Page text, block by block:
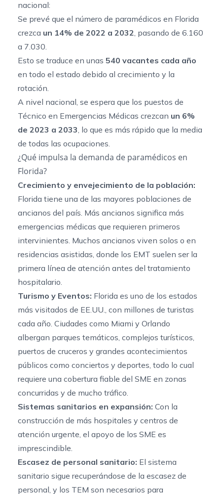
nacional:
Se prevé que el número de paramédicos en Florida
crezca un 14% de 2022 a 2032, pasando de 6.160
a 7.030.
Esto se traduce en unas 540 vacantes cada año
en todo el estado debido al crecimiento y la
rotación.
A nivel nacional, se espera que los puestos de
Técnico en Emergencias Médicas crezcan un 6%
de 2023 a 2033, lo que es más rápido que la media
de todas las ocupaciones.
¿Qué impulsa la demanda de paramédicos en
Florida?
Crecimiento y envejecimiento de la población:
Florida tiene una de las mayores poblaciones de
ancianos del país. Más ancianos significa más
emergencias médicas que requieren primeros
intervinientes. Muchos ancianos viven solos o en
residencias asistidas, donde los EMT suelen ser la
primera línea de atención antes del tratamiento
hospitalario.
Turismo y Eventos: Florida es uno de los estados
más visitados de EE.UU., con millones de turistas
cada año. Ciudades como Miami y Orlando
albergan parques temáticos, complejos turísticos,
puertos de cruceros y grandes acontecimientos
públicos como conciertos y deportes, todo lo cual
requiere una cobertura fiable del SME en zonas
concurridas y de mucho tráfico.
Sistemas sanitarios en expansión: Con la
construcción de más hospitales y centros de
atención urgente, el apoyo de los SME es
imprescindible.
Escasez de personal sanitario: El sistema
sanitario sigue recuperándose de la escasez de
personal, y los TEM son necesarios para